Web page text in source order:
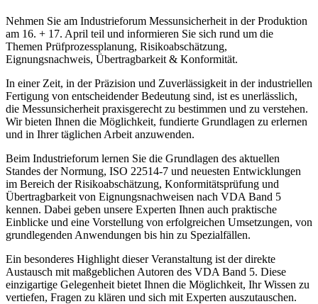
Nehmen Sie am Industrieforum Messunsicherheit in der Produktion
am 16. + 17. April teil und informieren Sie sich rund um die
Themen Prüfprozessplanung, Risikoabschätzung,
Eignungsnachweis, Übertragbarkeit & Konformität.
In einer Zeit, in der Präzision und Zuverlässigkeit in der industriellen
Fertigung von entscheidender Bedeutung sind, ist es unerlässlich,
die Messunsicherheit praxisgerecht zu bestimmen und zu verstehen.
Wir bieten Ihnen die Möglichkeit, fundierte Grundlagen zu erlernen
und in Ihrer täglichen Arbeit anzuwenden.
Beim Industrieforum lernen Sie die Grundlagen des aktuellen
Standes der Normung, ISO 22514-7 und neuesten Entwicklungen
im Bereich der Risikoabschätzung, Konformitätsprüfung und
Übertragbarkeit von Eignungsnachweisen nach VDA Band 5
kennen. Dabei geben unsere Experten Ihnen auch praktische
Einblicke und eine Vorstellung von erfolgreichen Umsetzungen, von
grundlegenden Anwendungen bis hin zu Spezialfällen.
Ein besonderes Highlight dieser Veranstaltung ist der direkte
Austausch mit maßgeblichen Autoren des VDA Band 5. Diese
einzigartige Gelegenheit bietet Ihnen die Möglichkeit, Ihr Wissen zu
vertiefen, Fragen zu klären und sich mit Experten auszutauschen.